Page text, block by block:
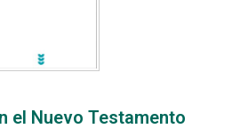
el Nuevo Testamento